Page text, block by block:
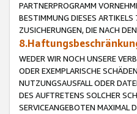
PARTNERPROGRAMM
BESTIMMUNG DIESES
ZUSICHERUNGEN, DIE NACH
WEDER WIR NOCH UNSERE
ODER EXEMPLARISCHE
NUTZUNGSAUSFALL ODER
DES AUFTRETENS SOLCHER
SERVICEANGEBOTEN MAXIMAL